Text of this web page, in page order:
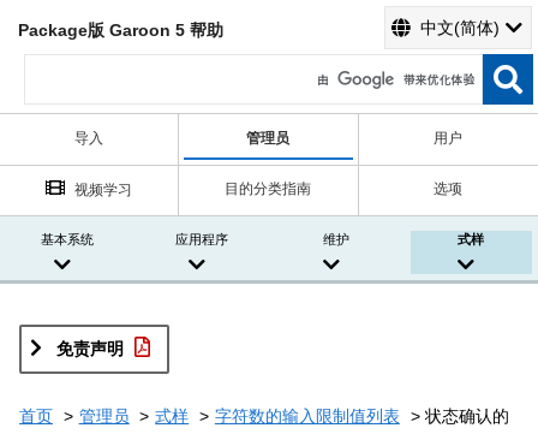
Package版 Garoon 5 帮助 中文(简体)
导入 管理员 用户
视频学习 目的分类指南 选项
基本系统 应用程序 维护 式样
免责声明
首页 管理员 式样 字符数的输入限制值列表
状态确认的